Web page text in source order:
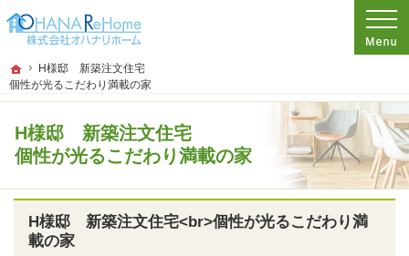
ホーム
H様邸 新築注文住宅
個性が光るこだわり満載の家
H様邸 新築注文住宅
個性が光るこだわり満載の家
プロの目線からご提案。神奈川県茅ケ崎市のリフォームを手がける工務店なら当社
リフォームをお考えなら神奈川県茅ケ崎市の工務店【オハナリホーム】へ！
H様邸 新築注文住宅<br>個性が光るこだわり満
載の家